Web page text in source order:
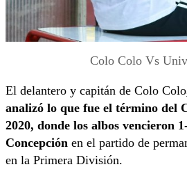
Colo Colo Vs
El delantero y capitán de Colo Colo
analizó lo que fue el término del
2020, donde los albos vencieron
Concepción en el partido de
en la Primera División.